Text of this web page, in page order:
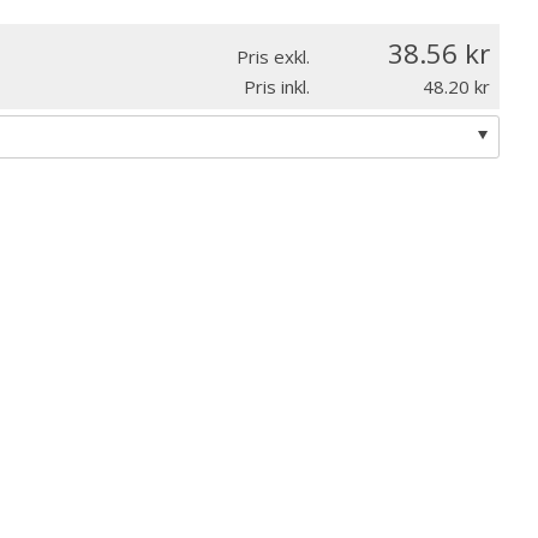
Pris exkl. 38.56
Pris inkl. 48.20